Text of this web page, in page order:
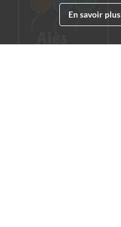
En savoir plus